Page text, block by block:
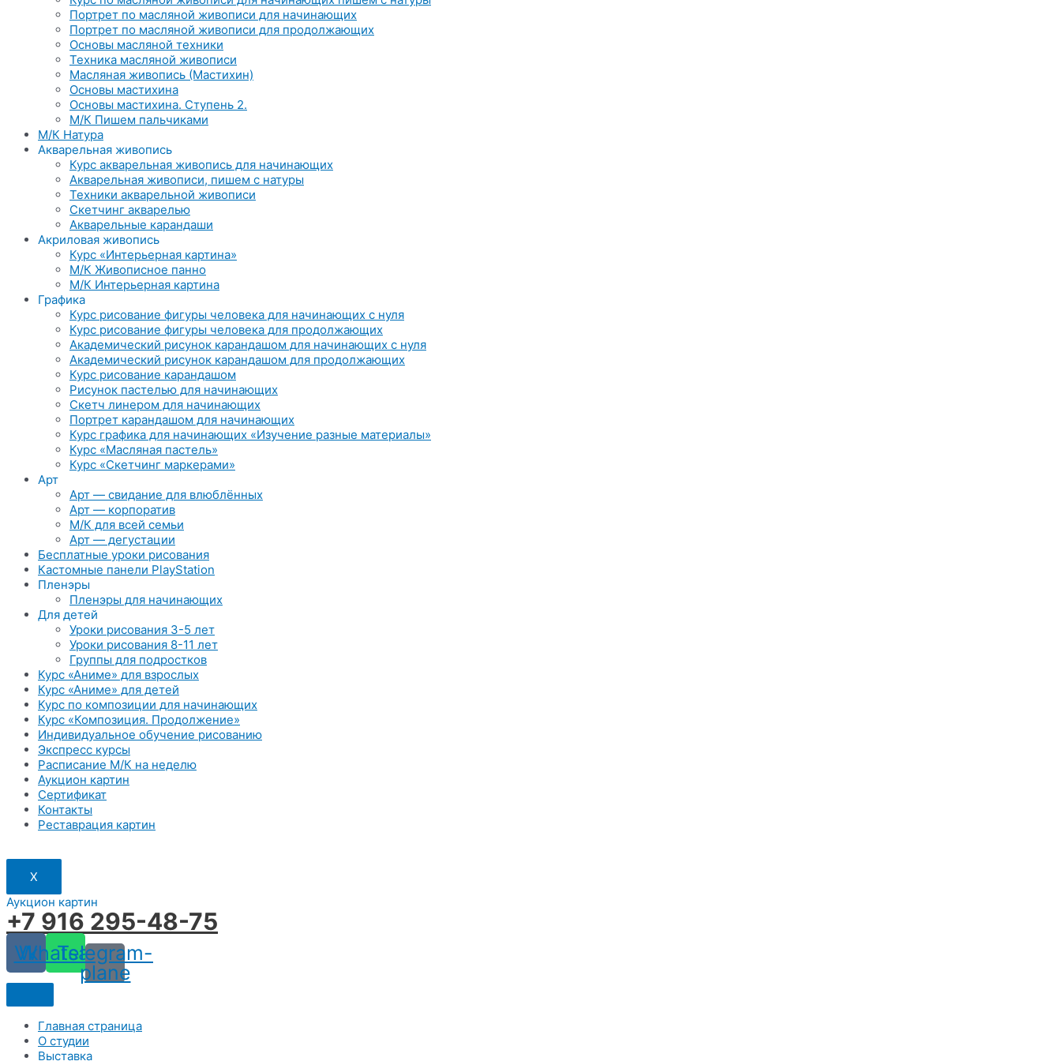
Портрет по масляной живописи для начинающих
Портрет по масляной живописи для продолжающих
Основы масляной техники
Техника масляной живописи
Масляная живопись (Мастихин)
Основы мастихина
Основы мастихина. Ступень 2.
М/К Пишем пальчиками
М/К Натура
Акварельная живопись
Курс акварельная живопись для начинающих
Акварельная живописи, пишем с натуры
Техники акварельной живописи
Скетчинг акварелью
Акварельные карандаши
Акриловая живопись
Курс «Интерьерная картина»
М/К Живописное панно
М/К Интерьерная картина
Графика
Курс рисование фигуры человека для начинающих с нуля
Курс рисование фигуры человека для продолжающих
Академический рисунок карандашом для начинающих с нуля
Академический рисунок карандашом для продолжающих
Курс рисование карандашом
Рисунок пастелью для начинающих
Скетч линером для начинающих
Портрет карандашом для начинающих
Курс графика для начинающих «Изучение разные материалы»
Курс «Масляная пастель»
Курс «Скетчинг маркерами»
Арт
Арт — свидание для влюблённых
Арт — корпоратив
М/К для всей семьи
Арт — дегустации
Бесплатные уроки рисования
Кастомные панели PlayStation
Пленэры
Пленэры для начинающих
Для детей
Уроки рисования 3-5 лет
Уроки рисования 8-11 лет
Группы для подростков
Курс «Аниме» для взрослых
Курс «Аниме» для детей
Курс по композиции для начинающих
Курс «Композиция. Продолжение»
Индивидуальное обучение рисованию
Экспресс курсы
Расписание М/К на неделю
Аукцион картин
Сертификат
Контакты
Реставрация картин
X
Аукцион картин
+7 916 295-48-75
Vk
Whatsapp
Telegram-
plane
Главная страница
О студии
Выставка